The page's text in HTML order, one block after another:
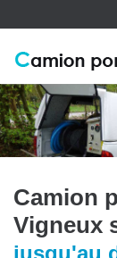
Camion
Vigneux
jusqu'au